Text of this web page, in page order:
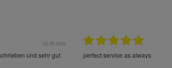
22.05.2026
und sehr gut
perfect service as always